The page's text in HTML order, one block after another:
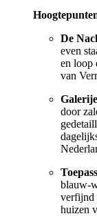
De
even
en loop
van
door
blauw-
verfijnd
huizen